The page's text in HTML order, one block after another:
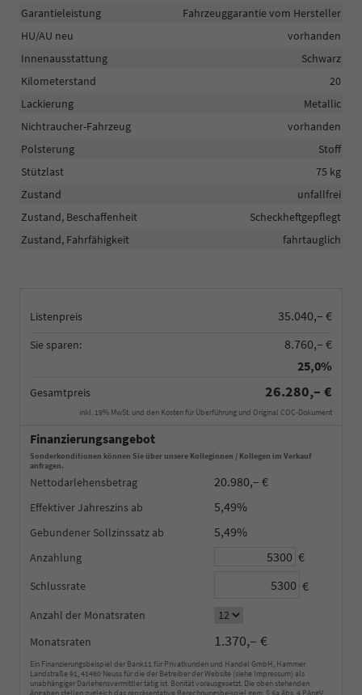
Listenpreis 35.040,– €
Sie sparen:
8.760,– €
25,0%
Gesamtpreis 26.280,– €
inkl. 19% MwSt. und den Kosten für Überführung und Original COC-Dokument
Finanzierungsangebot
Sonderkonditionen können Sie über unsere Kolleginnen / Kollegen im Verkauf
anfragen.
Nettodarlehensbetrag 20.980,– €
Effektiver Jahreszins 5,49%
Gebundener Sollzinssatz 5,49%
Anzahlung €
Schlussrate €
Anzahl der Monatsraten
Monatsraten
1.370,– €
Ein Finanzierungsbeispiel der Bank11 für Privatkunden und Handel GmbH, Hammer
Landstraße 91, 41460 Neuss für die der Betreiber der Website (siehe Impressum) als
unabhängiger Darlehensvermittler tätig ist. Bonität vorausgesetzt. Die oben stehenden
Angaben stellen zugleich das repräsentative Berechnungsbeispiel gem. § 6a Abs. 4 PAngV
Garantieleistung
Fahrzeuggarantie vom Hersteller
HU/AU neu
vorhanden
Innenausstattung
Schwarz
Kilometerstand
20
Lackierung
Metallic
Nichtraucher-Fahrzeug
vorhanden
Polsterung
Stoff
Stützlast
75 kg
Zustand
unfallfrei
Zustand, Beschaffenheit
Scheckheftgepflegt
Zustand, Fahrfähigkeit
fahrtauglich